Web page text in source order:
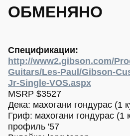
ОБМЕНЯНО
Спецификации:
http://www2.gibson.com/
Guitars/Les-Paul/Gibson-
Jr-Single-VOS.aspx
MSRP $3527
Дека: махогани гондурас (1
Гриф: махогани гондурас (1
профиль '57